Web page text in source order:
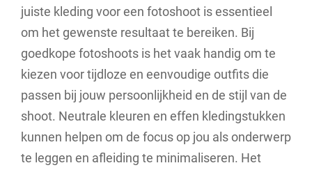
juiste kleding voor een fotoshoot is essentieel
om het gewenste resultaat te bereiken. Bij
goedkope fotoshoots is het vaak handig om te
kiezen voor tijdloze en eenvoudige outfits die
passen bij jouw persoonlijkheid en de stijl van de
shoot. Neutrale kleuren en effen kledingstukken
kunnen helpen om de focus op jou als onderwerp
te leggen en afleiding te minimaliseren. Het